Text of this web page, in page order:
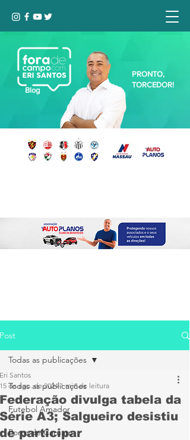
Blog
PRONTO,
TORCEDOR!
Post
Todas as publicações
Futebol Amador
Porto de Caruaru
Todas as publicações
Federação divulga tabela da
Série A3; Salgueiro desistiu
de participar
Eri Santos
15 de ago. de 2024 1 min de leitura